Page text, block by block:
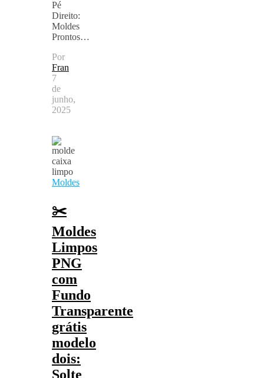
Pé
Direito:
Moldes
Prontos…
Por
Fran
7
de
junho,
2025
Moldes
✂️
Moldes
Limpos
PNG
com
Fundo
Transparente
grátis
modelo
dois:
Solte